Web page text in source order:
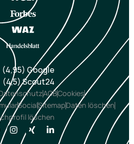
(4,95) Google
(4,5) Scout24
AGBCookies
SocialSitemapDaten löschen
löschen